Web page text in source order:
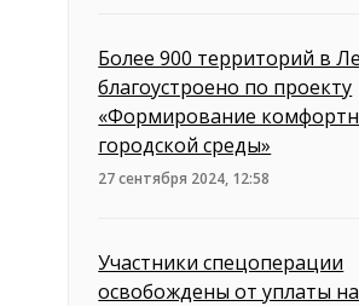
Более 900 территорий в
благоустроено по проекту
«Формирование
городской среды»
27 сентября 2024, 12:58
Участники спецоперации
освобождены от уплаты